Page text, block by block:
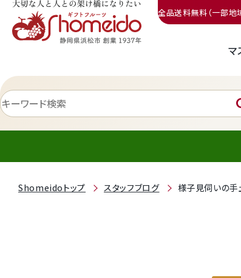
全品送料無料（一部地
マ
三ヶ日みかん
Shomeidoトップ スタッフブログ 様子見伺いの